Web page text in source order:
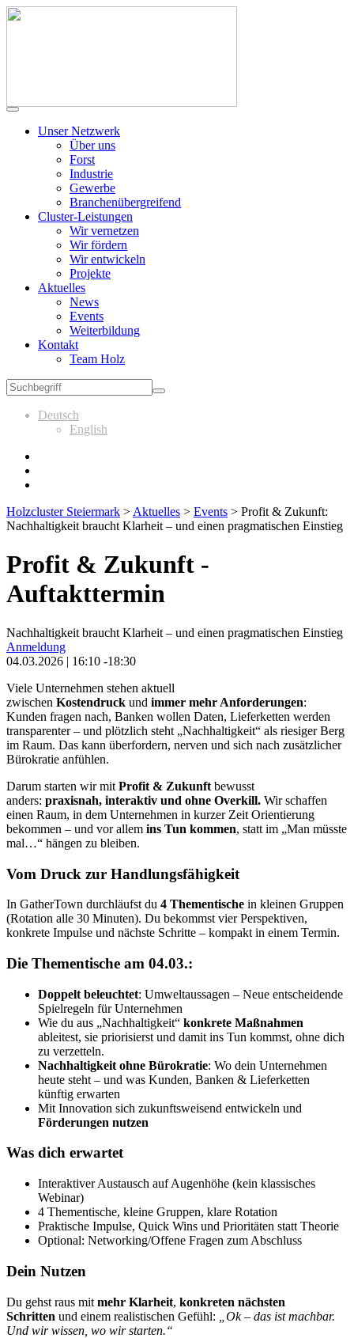
Unser Netzwerk
Über uns
Forst
Industrie
Gewerbe
Branchenübergreifend
Cluster-Leistungen
Wir vernetzen
Wir fördern
Wir entwickeln
Projekte
Aktuelles
News
Events
Weiterbildung
Kontakt
Team Holz
Deutsch
English
Holzcluster Steiermark > Aktuelles > Events > Profit & Zukunft:
Nachhaltigkeit braucht Klarheit – und einen pragmatischen Einstieg
Profit & Zukunft -
Auftakttermin
Nachhaltigkeit braucht Klarheit – und einen pragmatischen Einstieg
Anmeldung
04.03.2026 | 16:10 -18:30
Viele Unternehmen stehen aktuell
zwischen Kostendruck und immer mehr Anforderungen:
Kunden fragen nach, Banken wollen Daten, Lieferketten werden
transparenter – und plötzlich steht „Nachhaltigkeit“ als riesiger Berg
im Raum. Das kann überfordern, nerven und sich nach zusätzlicher
Bürokratie anfühlen.
Darum starten wir mit Profit & Zukunft bewusst
anders: praxisnah, interaktiv und ohne Overkill. Wir schaffen
einen Raum, in dem Unternehmen in kurzer Zeit Orientierung
bekommen – und vor allem ins Tun kommen, statt im „Man müsste
mal…“ hängen zu bleiben.
Vom Druck zur Handlungsfähigkeit
In GatherTown durchläufst du 4 Thementische in kleinen Gruppen
(Rotation alle 30 Minuten). Du bekommst vier Perspektiven,
konkrete Impulse und nächste Schritte – kompakt in einem Termin.
Die Thementische am 04.03.:
Doppelt beleuchtet: Umweltaussagen – Neue entscheidende
Spielregeln für Unternehmen
Wie du aus „Nachhaltigkeit“ konkrete Maßnahmen
ableitest, sie priorisierst und damit ins Tun kommst, ohne dich
zu verzetteln.
Nachhaltigkeit ohne Bürokratie: Wo dein Unternehmen
heute steht – und was Kunden, Banken & Lieferketten
künftig erwarten
Mit Innovation sich zukunftsweisend entwickeln und
Förderungen nutzen
Was dich erwartet
Interaktiver Austausch auf Augenhöhe (kein klassisches
Webinar)
4 Thementische, kleine Gruppen, klare Rotation
Praktische Impulse, Quick Wins und Prioritäten statt Theorie
Optional: Networking/Offene Fragen zum Abschluss
Dein Nutzen
Du gehst raus mit mehr Klarheit, konkreten nächsten
Schritten und einem realistischen Gefühl:
„Ok – das ist machbar.
Und wir wissen, wo wir starten.“